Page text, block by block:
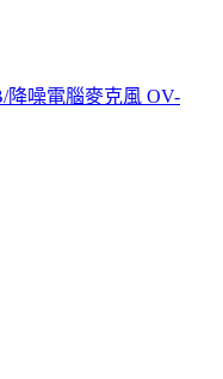
降噪電腦麥克風 OV-